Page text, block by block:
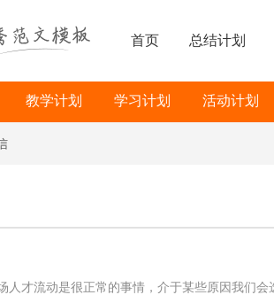
首页 总结计划
活动计划
学习计划
教学计划
人才流动是很正常的事情，介于某些原因我们